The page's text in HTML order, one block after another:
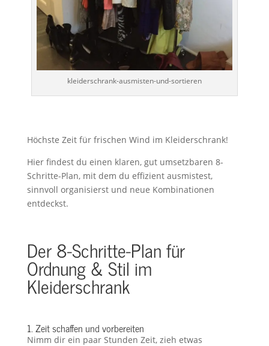
kleiderschrank-ausmisten-und-sortieren
Höchste Zeit für frischen Wind im Kleiderschrank!
Hier findest du einen klaren, gut umsetzbaren 8-
Schritte-Plan, mit dem du effizient ausmistest,
sinnvoll organisierst und neue Kombinationen
entdeckst.
Der 8-Schritte-Plan für
Ordnung & Stil im
Kleiderschrank
1. Zeit schaffen und vorbereiten
Nimm dir ein paar Stunden Zeit, zieh etwas